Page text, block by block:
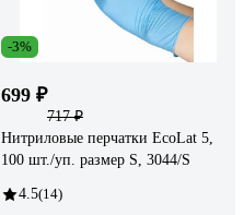
-3%
699 ₽
717 ₽
Нитриловые перчатки EcoLat 5,
100 шт./уп. размер S, 3044/S
4.5(14)